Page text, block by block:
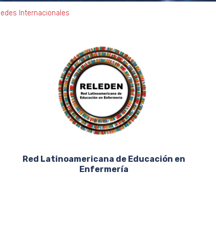
Internacionales
Red Latinoamericana de Educación en
Enfermería